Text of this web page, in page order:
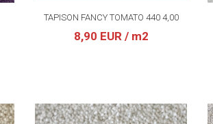
TAPISON FANCY TOMATO 440 4,00
8,90 EUR / m2